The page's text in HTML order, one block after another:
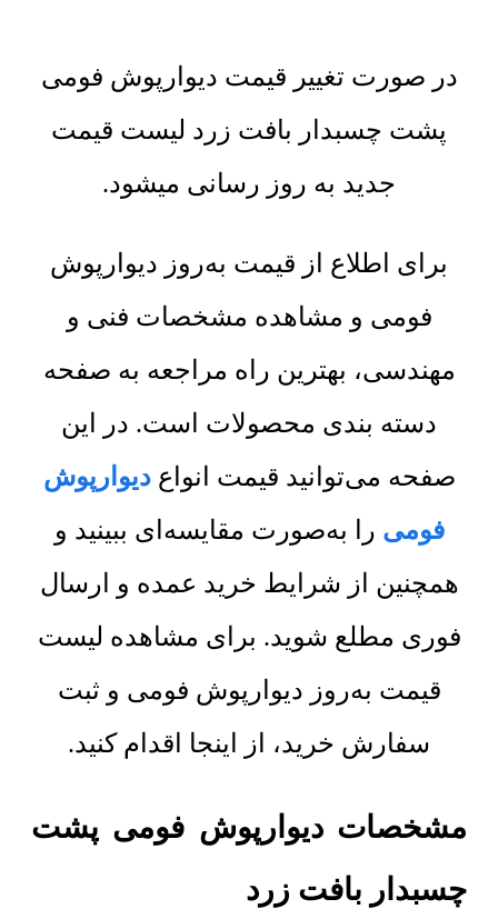
در صورت تغییر قیمت دیوارپوش فومی
پشت چسبدار بافت زرد لیست قیمت
جدید به روز رسانی میشود.
برای اطلاع از قیمت به‌روز دیوارپوش
فومی و مشاهده مشخصات فنی و
مهندسی، بهترین راه مراجعه به صفحه
دسته بندی محصولات است. در این
صفحه می‌توانید قیمت انواعدیوارپوش
فومی را به‌صورت مقایسه‌ای ببینید و
همچنین از شرایط خرید عمده و ارسال
فوری مطلع شوید. برای مشاهده لیست
قیمت به‌روز دیوارپوش فومی و ثبت
سفارش خرید، از اینجا اقدام کنید.
مشخصات دیوارپوش فومی پشت
چسبدار بافت زرد